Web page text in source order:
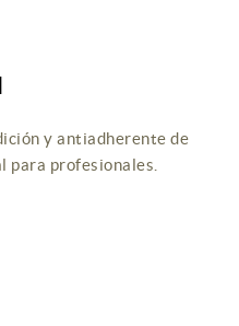
y antiadherente de
para profesionales.